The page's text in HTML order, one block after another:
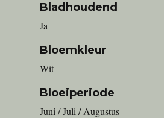
Bladhoudend
Ja
Bloemkleur
Wit
Bloeiperiode
Juni / Juli / Augustus